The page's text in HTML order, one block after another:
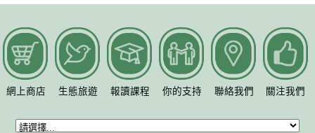
網上商店 生態旅遊 報讀課程 你的支持 聯絡我們 關注我們